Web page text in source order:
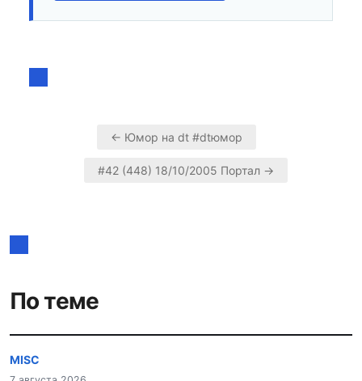
Навигация
← Юмор на dt #dtюмор
#42 (448) 18/10/2005 Портал →
По теме
MISC